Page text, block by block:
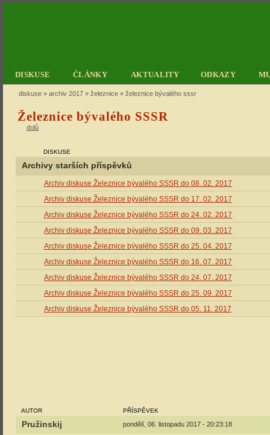
DISKUSE ČLÁNKY AKTUALITY ODKAZY
diskuse » archiv 2017 » železnice » železnice bývalého sssr
Železnice bývalého SSSR
dolů
DISKUSE
Archivy starších příspěvků
Archiv diskuse Železnice bývalého SSSR do 08. 02. 2017
Archiv diskuse Železnice bývalého SSSR do 17. 02. 2017
Archiv diskuse Železnice bývalého SSSR do 24. 02. 2017
Archiv diskuse Železnice bývalého SSSR do 09. 03. 2017
Archiv diskuse Železnice bývalého SSSR do 25. 04. 2017
Archiv diskuse Železnice bývalého SSSR do 16. 07. 2017
Archiv diskuse Železnice bývalého SSSR do 24. 07. 2017
Archiv diskuse Železnice bývalého SSSR do 25. 09. 2017
Archiv diskuse Železnice bývalého SSSR do 05. 11. 2017
AUTOR PŘÍSPĚVEK
Pružinskij pondělí, 06. listopadu 2017 - 20:23:18